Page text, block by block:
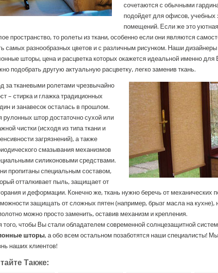
сочетаются с обычными
подойдет для офисов,
помещений. Если же это
пространство, то ролеты из ткани, особенно если они являются
самых разнообразных цветов и с различным рисунком. Наши
шторы, цена и расцветка которых окажется идеальной именно для
подобрать другую актуальную расцветку, легко заменив ткань.
за тканевыми ролетами чрезвычайно
– стирка и глажка традиционных
и занавесок осталась в прошлом.
рулонных штор достаточно сухой или
чистки (исходя из типа ткани и
загрязнений), а также
смазывания механизмов
силиконовыми средствами.
пропитаны специальным составом,
отталкивает пыль, защищает от
и деформации. Конечно же, ткань нужно беречь от механических
защищать от сложных пятен (например, брызг масла на кухне),
можно просто заменить, оставив механизм и крепления.
того, чтобы Вы стали обладателем современной солнцезащитной
шторы, а обо всем остальном позаботятся наши специалисты!
наших клиентов!
Также: